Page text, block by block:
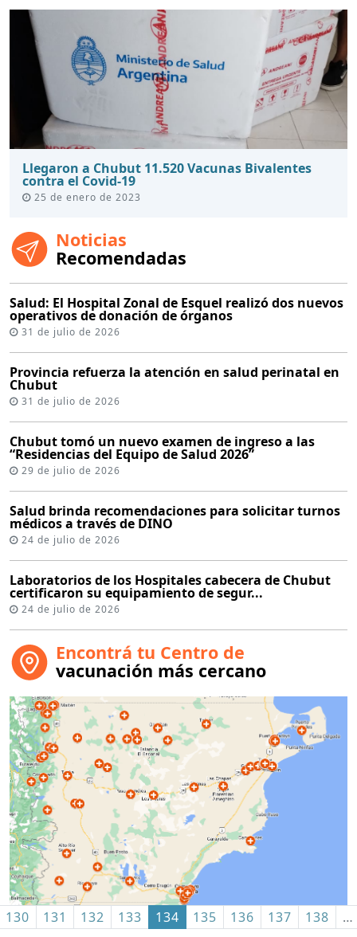
Llegaron a Chubut 11.520 Vacunas Bivalentes
contra el Covid-19
25 de enero de 2023
Noticias
Recomendadas
Salud: El Hospital Zonal de Esquel realizó dos nuevos
operativos de donación de órganos
31 de julio de 2026
Provincia refuerza la atención en salud perinatal en
Chubut
31 de julio de 2026
Chubut tomó un nuevo examen de ingreso a las
“Residencias del Equipo de Salud 2026”
29 de julio de 2026
Salud brinda recomendaciones para solicitar turnos
médicos a través de DINO
24 de julio de 2026
Laboratorios de los Hospitales cabecera de Chubut
certificaron su equipamiento de segur...
24 de julio de 2026
Encontrá tu Centro de
vacunación más cercano
130 131 132 133 134 135 136 137 138 …